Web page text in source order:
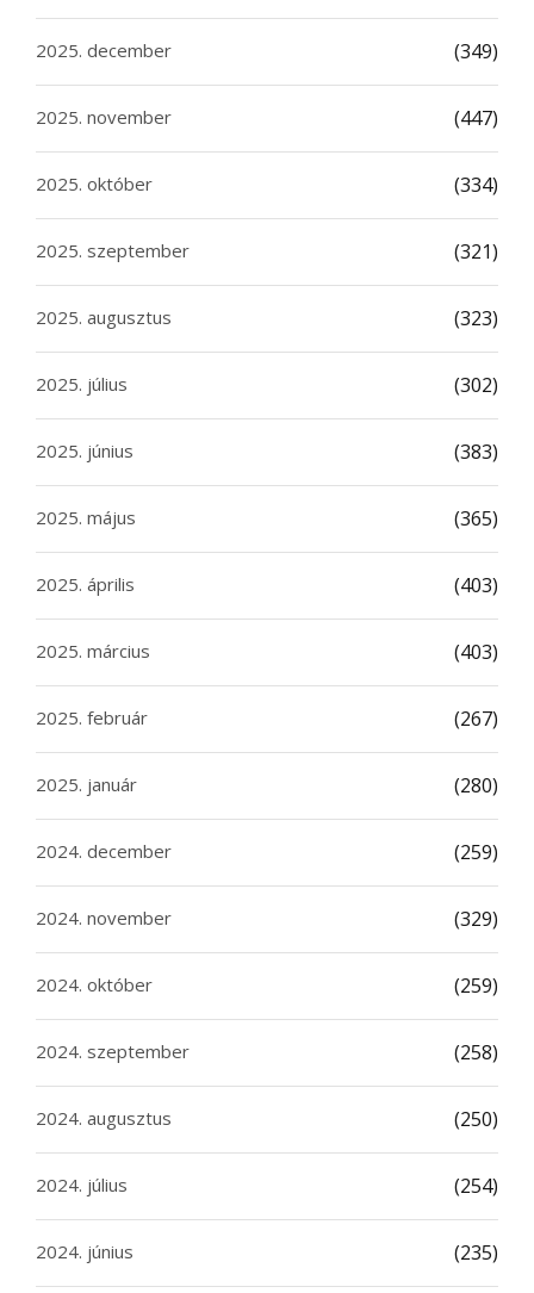
2025. december (349)
2025. november (447)
2025. október (334)
2025. szeptember (321)
2025. augusztus (323)
2025. július (302)
2025. június (383)
2025. május (365)
2025. április (403)
2025. március (403)
2025. február (267)
2025. január (280)
2024. december (259)
2024. november (329)
2024. október (259)
2024. szeptember (258)
2024. augusztus (250)
2024. július (254)
2024. június (235)